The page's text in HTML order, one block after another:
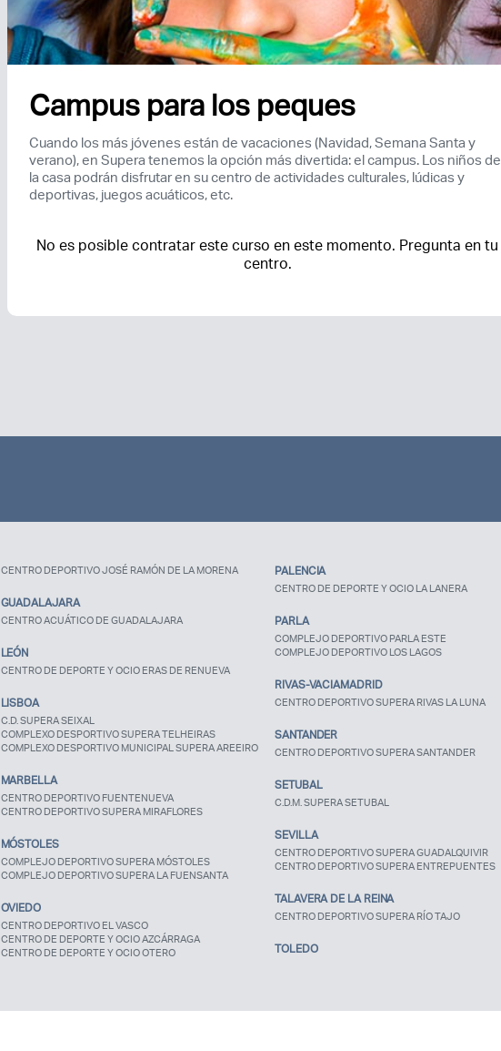
Acceso socios
Campus para los peques
Cuando los más jóvenes están de vacaciones (Navidad, Semana Santa y
verano), en Supera tenemos la opción más divertida: el campus. Los niños de
la casa podrán disfrutar en su centro de actividades culturales, lúdicas y
deportivas, juegos acuáticos, etc.
No es posible contratar este curso en este momento. Pregunta en tu
centro.
CENTRO DEPORTIVO JOSÉ RAMÓN DE LA MORENA
GUADALAJARA
CENTRO ACUÁTICO DE GUADALAJARA
LEÓN
CENTRO DE DEPORTE Y OCIO ERAS DE RENUEVA
LISBOA
C.D. SUPERA SEIXAL
COMPLEXO DESPORTIVO SUPERA TELHEIRAS
COMPLEXO DESPORTIVO MUNICIPAL SUPERA AREEIRO
MARBELLA
CENTRO DEPORTIVO FUENTENUEVA
CENTRO DEPORTIVO SUPERA MIRAFLORES
MÓSTOLES
COMPLEJO DEPORTIVO SUPERA MÓSTOLES
COMPLEJO DEPORTIVO SUPERA LA FUENSANTA
OVIEDO
CENTRO DEPORTIVO EL VASCO
CENTRO DE DEPORTE Y OCIO AZCÁRRAGA
CENTRO DE DEPORTE Y OCIO OTERO
PALENCIA
CENTRO DE DEPORTE Y OCIO LA LANERA
PARLA
COMPLEJO DEPORTIVO PARLA ESTE
COMPLEJO DEPORTIVO LOS LAGOS
RIVAS-VACIAMADRID
CENTRO DEPORTIVO SUPERA RIVAS LA LUNA
SANTANDER
CENTRO DEPORTIVO SUPERA SANTANDER
SETUBAL
C.D.M. SUPERA SETUBAL
SEVILLA
CENTRO DEPORTIVO SUPERA GUADALQUIVIR
CENTRO DEPORTIVO SUPERA ENTREPUENTES
TALAVERA DE LA REINA
CENTRO DEPORTIVO SUPERA RÍO TAJO
TOLEDO